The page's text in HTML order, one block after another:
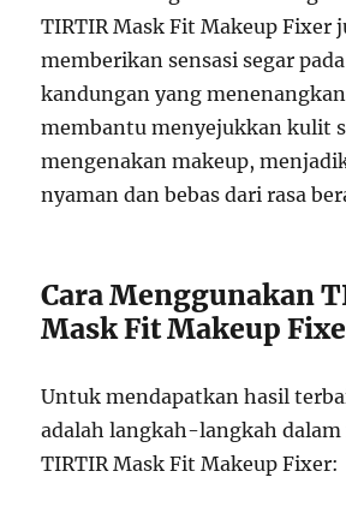
TIRTIR Mask Fit Makeup Fixer
memberikan sensasi segar
kandungan yang
membantu menyejukkan kulit
mengenakan makeup,
nyaman dan bebas dari rasa
Cara Menggunakan
Mask Fit Makeup
Untuk mendapatkan hasil
adalah langkah-langkah
TIRTIR Mask Fit Makeup Fixer: